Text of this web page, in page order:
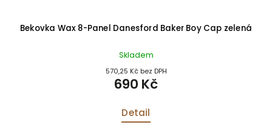
Bekovka Wax 8-Panel Danesford Baker Boy Cap zelená
Skladem
570,25 Kč bez DPH
690 Kč
Detail